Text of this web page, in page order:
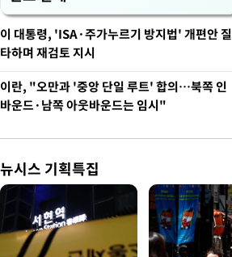
이 대통령, 'ISA·주가누르기 방지법' 개편안 질
타하며 재검토 지시
이란, "오만과 '중앙 단일 루트' 합의…북쪽 인
바운드·남쪽 아웃바운드는 임시"
뉴시스 기획특집